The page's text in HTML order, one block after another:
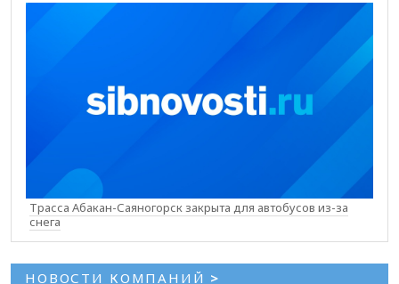
Трасса Абакан-Саяногорск закрыта для автобусов из-за
снега
НОВОСТИ КОМПАНИЙ >